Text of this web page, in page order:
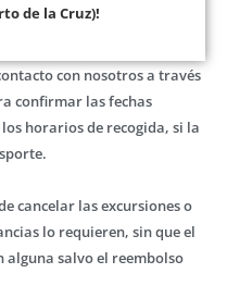
de la Cruz)!
con nosotros a través
confirmar las fechas
horarios de recogida, si la
cancelar las excursiones o
lo requieren, sin que el
alguna salvo el reembolso